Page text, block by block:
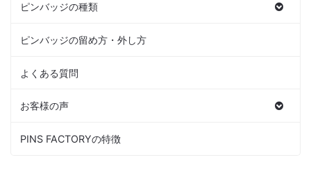
ピンバッジの種類
ピンバッジの留め方・外し方
よくある質問
お客様の声
PINS FACTORYの特徴